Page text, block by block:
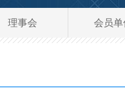
理事会 会员单